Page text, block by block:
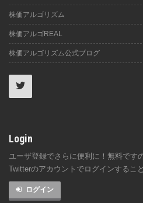
株価アルゴリズム
株価アルゴREAL
株価アルゴリズム公式ブログ
Login
ユーザ登録でさらに便利に！無料です
Twitterのアカウントでログインするこ
ログイン